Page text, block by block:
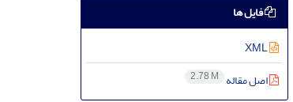
فایل ها
XML
اصل مقاله 2.78 M